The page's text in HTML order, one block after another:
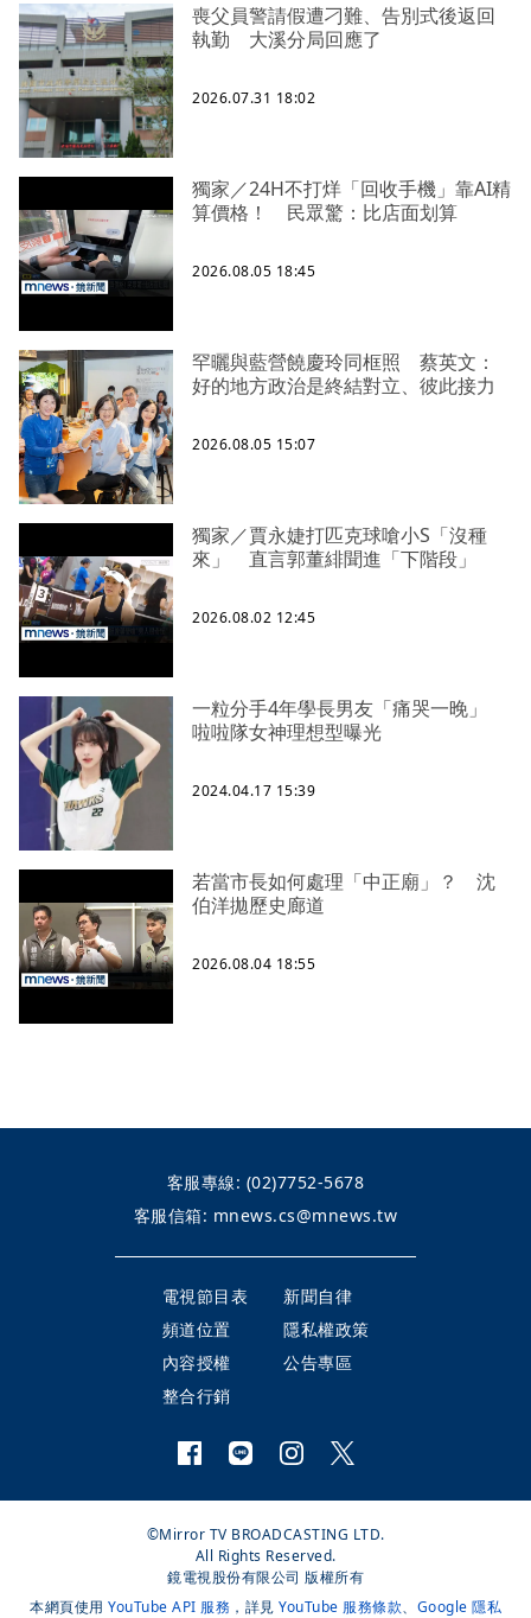
喪父員警請假遭刁難、告別式後返回
執勤 大溪分局回應了
2026.07.31 18:02
獨家／24H不打烊「回收手機」靠AI精
算價格！ 民眾驚：比店面划算
2026.08.05 18:45
罕曬與藍營饒慶玲同框照 蔡英文：
好的地方政治是終結對立、彼此接力
2026.08.05 15:07
獨家／賈永婕打匹克球嗆小S「沒種
來」 直言郭董緋聞進「下階段」
2026.08.02 12:45
一粒分手4年學長男友「痛哭一晚」
啦啦隊女神理想型曝光
2024.04.17 15:39
若當市長如何處理「中正廟」？ 沈
伯洋拋歷史廊道
2026.08.04 18:55
客服專線: (02)7752-5678
客服信箱: mnews.cs@mnews.tw
電視節目表
新聞自律
頻道位置
隱私權政策
內容授權
公告專區
整合行銷
©Mirror TV BROADCASTING LTD.
All Rights Reserved.
鏡電視股份有限公司 版權所有
本網頁使用 YouTube API 服務 ，詳見 YouTube 服務條款、 Google 隱私